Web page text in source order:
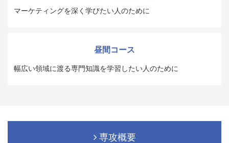
マーケティングを深く学びたい人のために
昼間コース
幅広い領域に渡る専門知識を学習したい人のために
専攻概要